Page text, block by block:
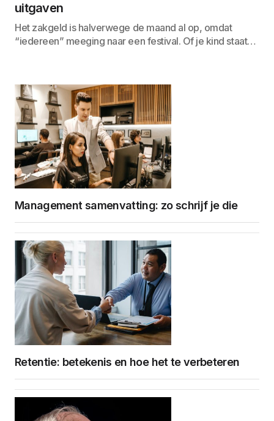
uitgaven
Het zakgeld is halverwege de maand al op, omdat
“iedereen” meeging naar een festival. Of je kind staat…
Management samenvatting: zo schrijf je die
Retentie: betekenis en hoe het te verbeteren